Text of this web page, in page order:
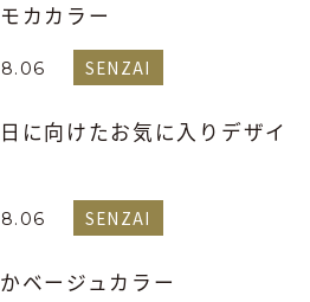
カカラー
SENZAI
に向けたお気に入りデザイ
SENZAI
ベージュカラー